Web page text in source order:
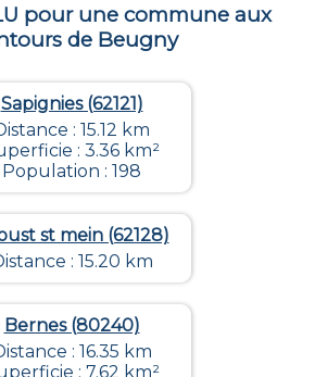
pour une commune aux
de Beugny
Sapignies (62121)
: 15.12 km
: 3.36 km²
Population : 198
st mein (62128)
: 15.20 km
Bernes (80240)
: 16.35 km
: 7.62 km²